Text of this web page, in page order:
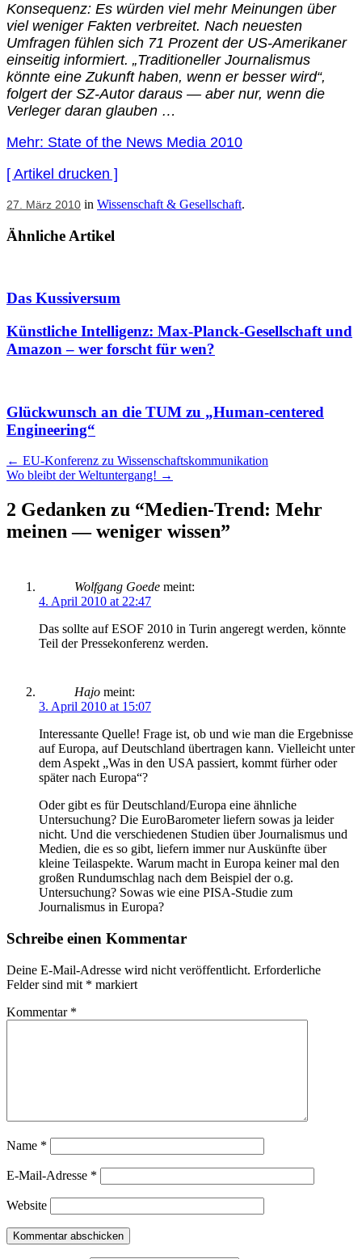
Konsequenz: Es würden viel mehr Meinungen über
viel weniger Fakten verbreitet. Nach neuesten
Umfragen fühlen sich 71 Prozent der US-Amerikaner
einseitig informiert. „Traditioneller Journalismus
könnte eine Zukunft haben, wenn er besser wird“,
folgert der SZ-Autor daraus — aber nur, wenn die
Verleger daran glauben …
Mehr: State of the News Media 2010
[ Artikel drucken ]
27. März 2010 in Wissenschaft & Gesellschaft.
Ähnliche Artikel
Das Kussiversum
Künstliche Intelligenz: Max-Planck-Gesellschaft und
Amazon – wer forscht für wen?
Glückwunsch an die TUM zu „Human-centered
Engineering“
Artikel
Navigation
← EU-Konferenz zu Wissenschaftskommunikation
Wo bleibt der Weltuntergang! →
2 Gedanken zu “Medien-Trend: Mehr
meinen — weniger wissen”
Wolfgang Goede meint:
4. April 2010 at 22:47
Das sollte auf ESOF 2010 in Turin angeregt werden, könnte
Teil der Pressekonferenz werden.
Hajo meint:
3. April 2010 at 15:07
Interessante Quelle! Frage ist, ob und wie man die Ergebnisse
auf Europa, auf Deutschland übertragen kann. Vielleicht unter
dem Aspekt „Was in den USA passiert, kommt fürher oder
später nach Europa“?
Oder gibt es für Deutschland/Europa eine ähnliche
Untersuchung? Die EuroBarometer liefern sowas ja leider
nicht. Und die verschiedenen Studien über Journalismus und
Medien, die es so gibt, liefern immer nur Auskünfte über
kleine Teilaspekte. Warum macht in Europa keiner mal den
großen Rundumschlag nach dem Beispiel der o.g.
Untersuchung? Sowas wie eine PISA-Studie zum
Journalismus in Europa?
Schreibe einen Kommentar
Deine E-Mail-Adresse wird nicht veröffentlicht. Erforderliche
Felder sind mit * markiert
Kommentar *
Name *
E-Mail-Adresse *
Website